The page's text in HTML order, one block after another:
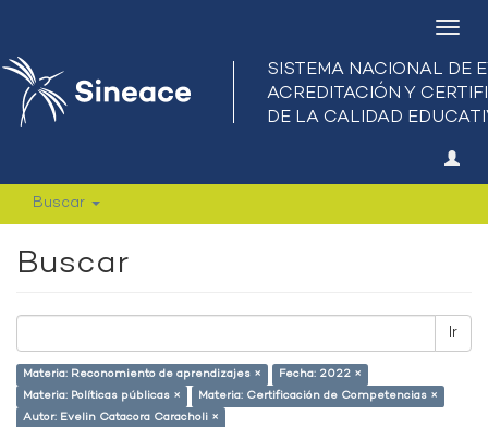
Buscar
Buscar
Ir
Materia: Reconomiento de aprendizajes ×
Fecha: 2022 ×
Materia: Políticas públicas ×
Materia: Certificación de Competencias ×
Autor: Evelin Catacora Caracholi ×